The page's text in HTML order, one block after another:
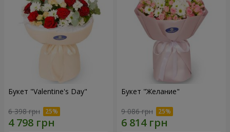
Букет "Valentine's Day"
6 398 грн
Букет "Желание"
9 086 грн